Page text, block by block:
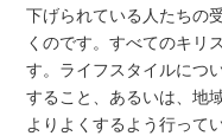
下げられている人たちの
くのです。すべてのキリ
す。ライフスタイルにつ
すること、あるいは、地
よりよくするよう行って